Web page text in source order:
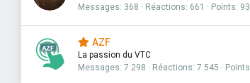
Messages 368 Réactions 661 Points 93
AZF
La passion du VTC
Messages 7 298 Réactions 7 545 Points